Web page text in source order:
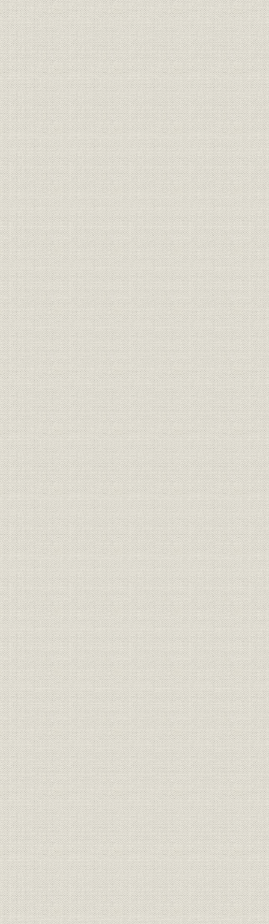
4. 「希望」と「輝き」に決定
5. NewsMLの採用
第2節 電子編集システムの開発
1. 5年ぶりの受賞
2. 業界最先端目指す
3. トラブル続出
第3節 HOPE画像の運用開始
第4節 情報システム部門の再編
第3章 新人事・賃金制度と新年金制度
第1節 新人事・賃金制度
1. 年功からの脱皮
2. 役職から職能資格へ
3. 管理職に先行実施、社長も研修
4. 難航した一般職員の評価づくり
5. 組合、75%の高率で可決
第2節 新年金制度
1. 大量退職に備えなし
2. 過去債務が課題
3. ぎりぎりの認可
第2部 特集・テロと戦争の時代
序章
第1章 9・11職場横断ドキュメント
「その時、共同は...」
肉眼で崩壊を見た
虎ノ門本社編集局
ニューヨーク11日
速報順調
2機目突入
血の気が引いた
ツキも変わる
ニューヨーク支局
ワシントン
NC
「次は多面展開だ」
海外部長宅
ロンドン
ブレア会見に誘い